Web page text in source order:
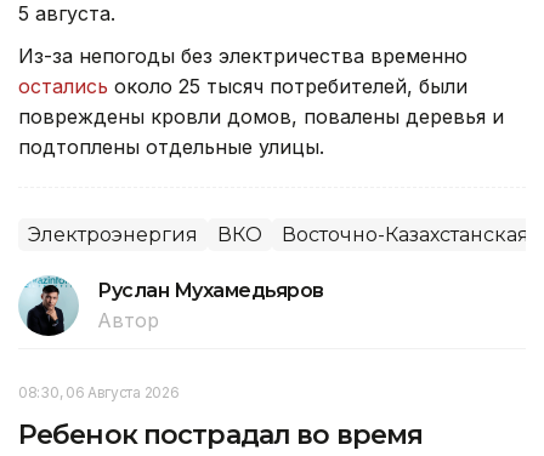
5 августа.
Из-за непогоды без электричества временно
остались около 25 тысяч потребителей, были
повреждены кровли домов, повалены деревья и
подтоплены отдельные улицы.
Электроэнергия ВКО Восточно-Казахстанская
Руслан Мухамедьяров
Автор
08:30, 06 Августа 2026
Ребенок пострадал во время